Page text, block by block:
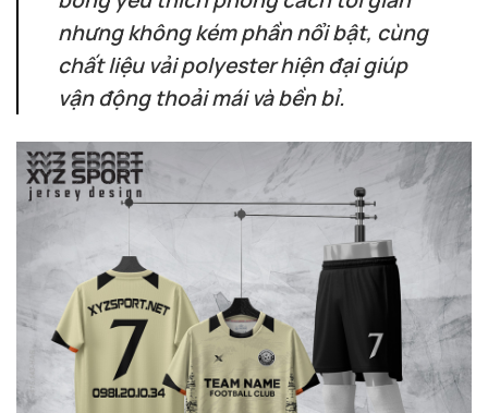
nhưng không kém phần nổi bật, cùng
chất liệu vải polyester hiện đại giúp
vận động thoải mái và bền bỉ.